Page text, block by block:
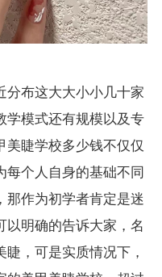
分布这大大小小几十家
学模式还有规模以及专
美睫学校多少钱不仅仅
每个人自身的基础不同
那作为初学者肯定是迷
以明确的告诉大家，名
，可是实质情况下，